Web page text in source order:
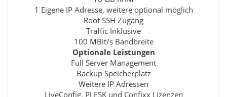
1 Eigene IP Adresse, weitere optional möglich
Root SSH Zugang
Traffic Inklusive
100 MBit/s Bandbreite
Optionale Leistungen
Full Server Management
Backup Speicherplatz
Weitere IP Adressen
LiveConfig, PLESK und Confixx Lizenzen